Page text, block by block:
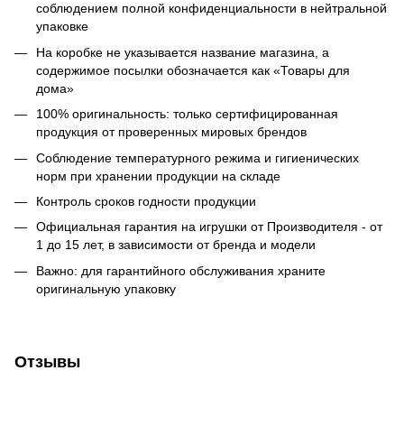
соблюдением полной конфиденциальности в нейтральной
упаковке
На коробке не указывается название магазина, а
содержимое посылки обозначается как «Товары для
дома»
100% оригинальность: только сертифицированная
продукция от проверенных мировых брендов
Соблюдение температурного режима и гигиенических
норм при хранении продукции на складе
Контроль сроков годности продукции
Официальная гарантия на игрушки от Производителя - от
1 до 15 лет, в зависимости от бренда и модели
Важно: для гарантийного обслуживания храните
оригинальную упаковку
Отзывы